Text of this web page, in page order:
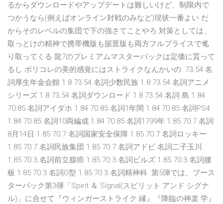
るからダウンロードやアップデートは難しいけど、制限内で
つかうなら(例えばオンライン対戦のみなど)現状一番よい だ
からそのレベルの集団で下の強さてことやろ 対策としては、
取っとけの精神で携帯機版も据置版も両方フルプライスで毟
り取ってくる 龍7のプレミアムマスターパックは定価に貰って
るし ポリコレの美的感覚にはストライクなんかいの. 73.54 名
詞厚生年金会館 1.8 73.54 名詞少数民族 1.8 73.54 名詞アニメ
シリーズ 1.8 73.54 名詞ダウンロード 1.8 73.54 名詞 島 1.84
70.85 名詞アイダホ 1.84 70.85 名詞1年間 1.84 70.85 名詞PS4
1.84 70.85 名詞10両編成 1.84 70.85 名詞1799年 1.85 70.7 名詞
8月14日 1.85 70.7 名詞国家安全保障 1.85 70.7 名詞ロッキー
1.85 70.7 名詞民族集団 1.85 70.7 名詞アドビ 名詞二子玉川
1.85 70.3 名詞前立腺癌 1.85 70.3 名詞ビルズ 1.85 70.3 名詞腰
板 1.85 70.3 名詞O型 1.85 70.3 名詞精神科 第5弾では、ブース
ターパック第3弾「Spirit ＆ Signal(スピリット アンド シグナ
ル)」に合せて『ウィンガーストライク 縁』『降臨の神楽 学』